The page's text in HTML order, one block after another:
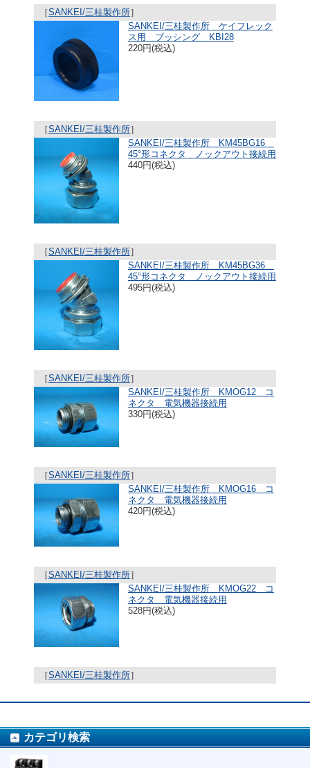
［SANKEI/三桂製作所］
SANKEI/三桂製作所 ケイフレック
ス用 ブッシング KBI28
220円(税込)
［SANKEI/三桂製作所］
SANKEI/三桂製作所 KM45BG16
45°形コネクタ ノックアウト接続用
440円(税込)
［SANKEI/三桂製作所］
SANKEI/三桂製作所 KM45BG36
45°形コネクタ ノックアウト接続用
495円(税込)
［SANKEI/三桂製作所］
SANKEI/三桂製作所 KMOG12 コ
ネクタ 電気機器接続用
330円(税込)
［SANKEI/三桂製作所］
SANKEI/三桂製作所 KMOG16 コ
ネクタ 電気機器接続用
420円(税込)
［SANKEI/三桂製作所］
SANKEI/三桂製作所 KMOG22 コ
ネクタ 電気機器接続用
528円(税込)
［SANKEI/三桂製作所］
カテゴリ検索